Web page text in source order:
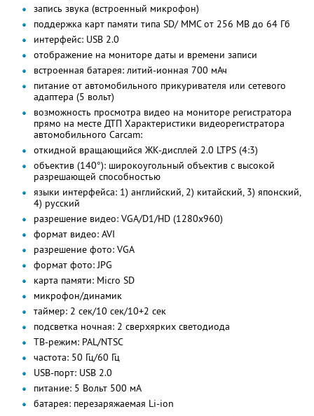
запись звука (встроенный микрофон)
поддержка карт памяти типа SD/ MMC от 256 МВ до 64 Гб
интерфейс: USB 2.0
отображение на мониторе даты и времени записи
встроенная батарея: литий-ионная 700 мАч
питание от автомобильного прикуривателя или сетевого
адаптера (5 вольт)
возможность просмотра видео на мониторе регистратора
прямо на месте ДТП Характеристики видеорегистратора
автомобильного Carcam:
откидной вращающийся ЖК-дисплей 2.0 LTPS (4:3)
объектив (140°): широкоугольный объектив с высокой
разрешающей способностью
языки интерфейса: 1) английский, 2) китайский, 3) японский,
4) русский
разрешение видео: VGA/D1/HD (1280x960)
формат видео: AVI
разрешение фото: VGA
формат фото: JPG
карта памяти: Micro SD
микрофон/динамик
таймер: 2 сек/10 сек/10+2 сек
подсветка ночная: 2 сверхярких светодиода
ТВ-режим: PAL/NTSC
частота: 50 Гц/60 Гц
USB-порт: USB 2.0
питание: 5 Вольт 500 мА
батарея: перезаряжаемая Li-ion